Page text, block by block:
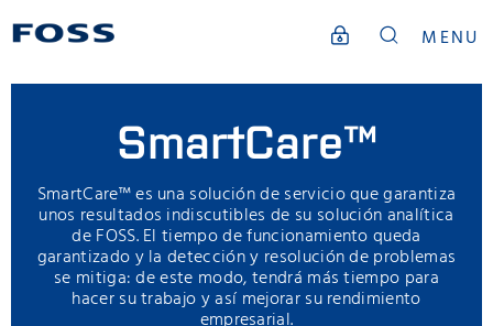
MENU
SmartCare™
SmartCare™ es una solución de servicio que garantiza
unos resultados indiscutibles de su solución analítica
de FOSS. El tiempo de funcionamiento queda
garantizado y la detección y resolución de problemas
se mitiga: de este modo, tendrá más tiempo para
hacer su trabajo y así mejorar su rendimiento